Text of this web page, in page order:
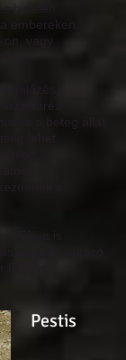
hirtelen
embereken,
vagy
és a beteg állat
nagyon változó,
is
Pestis